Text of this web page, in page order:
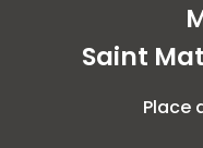
Saint
Place